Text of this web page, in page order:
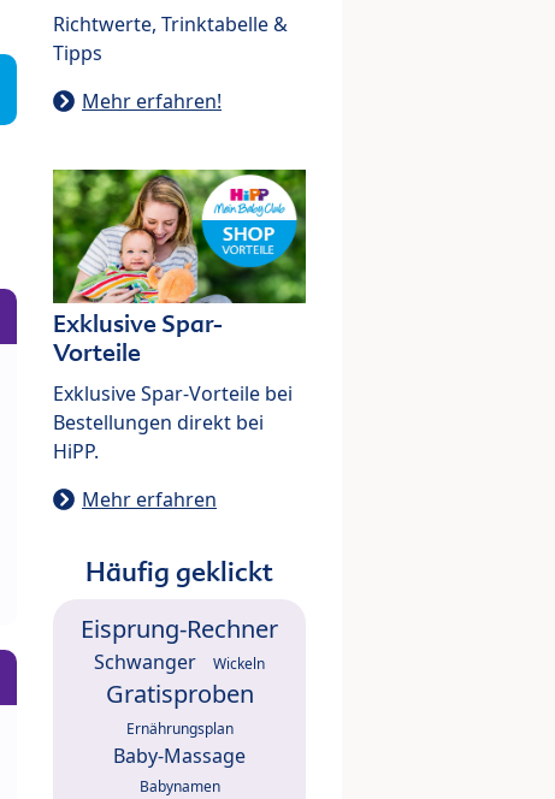
Richtwerte, Trinktabelle &
Tipps
Mehr erfahren!
Exklusive Spar-
Vorteile
Exklusive Spar-Vorteile bei
Bestellungen direkt bei
HiPP.
Mehr erfahren
Häufig geklickt
Eisprung-Rechner
Schwanger Wickeln
Gratisproben
Ernährungsplan
Baby-Massage
Babynamen